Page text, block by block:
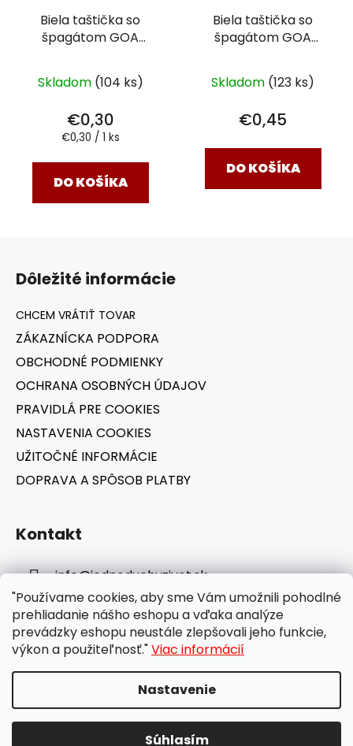
"Používame cookies, aby sme Vám umožnili pohodlné
prehliadanie nášho eshopu a vďaka analýze
prevádzky eshopu neustále zlepšovali jeho funkcie,
výkon a použiteľnosť."Viac informácií
Nastavenie
Súhlasím
Biela taštička so
špagátom GOA
Skladom (104 ks)
€0,30
Jednotková
€0,30 / 1 ks
DO KOŠÍKA
Biela taštička so
špagátom GOA
Skladom (123 ks)
€0,45
DO KOŠÍKA
Dôležité informácie
ZÁKAZNÍCKA PODPORA
OBCHODNÉ PODMIENKY
OCHRANA OSOBNÝCH ÚDAJOV
PRAVIDLÁ PRE COOKIES
NASTAVENIA COOKIES
UŽITOČNÉ INFORMÁCIE
DOPRAVA A SPÔSOB PLATBY
Kontakt
info@jednoduchyzivot.sk
E-shop: 0948 647 767
Vytvoril Shoptet